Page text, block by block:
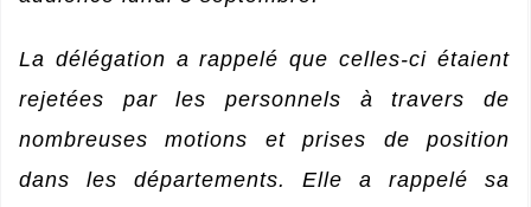
La délégation a rappelé que celles-ci étaient
rejetées par les personnels à travers de
nombreuses motions et prises de position
dans les départements. Elle a rappelé sa